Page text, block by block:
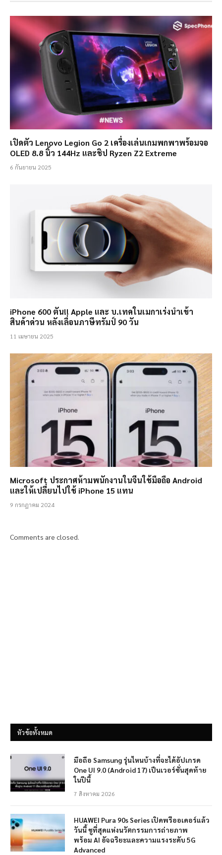
เปิดตัว Lenovo Legion Go 2 เครื่องเล่นเกมพกพาพร้อมจอ
OLED 8.8 นิ้ว 144Hz และชิป Ryzen Z2 Extreme
6 กันยายน 2025
iPhone 600 ตัน!! Apple และ บ.เทคในเมกาเร่งนำเข้า
สินค้าด่วน หลังเลื่อนภาษีทรัมป์ 90 วัน
11 เมษายน 2025
Microsoft ประกาศห้ามพนักงานในจีนใช้มือถือ Android
และให้เปลี่ยนไปใช้ iPhone 15 แทน
9 กรกฎาคม 2024
Comments are closed.
หัวข้อทั้งหมด
มือถือ Samsung รุ่นไหนบ้างที่จะได้อัปเกรด
One UI 9.0 (Android 17) เป็นเวอร์ชั่นสุดท้าย
ในปีนี้
7 สิงหาคม 2026
HUAWEI Pura 90s Series เปิดพรีออเดอร์แล้ว
วันนี้ ชูที่สุดแห่งนวัตกรรมการถ่ายภาพ
พร้อม AI อัจฉริยะและความแรงระดับ 5G
Advanced